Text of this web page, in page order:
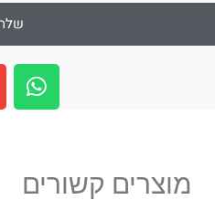
שלח
W
h
a
a
מוצרים קשורים